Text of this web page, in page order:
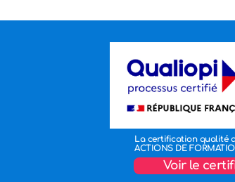
La certification qualité
ACTIONS DE
Voir le